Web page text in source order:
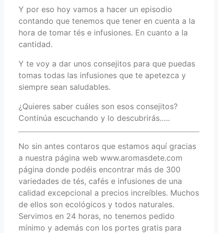
Y por eso hoy vamos a hacer un episodio
contando que tenemos que tener en cuenta a la
hora de tomar tés e infusiones. En cuanto a la
cantidad.
Y te voy a dar unos consejitos para que puedas
tomas todas las infusiones que te apetezca y
siempre sean saludables.
¿Quieres saber cuáles son esos consejitos?
Continúa escuchando y lo descubrirás…..
No sin antes contaros que estamos aquí gracias
a nuestra página web www.aromasdete.com
página donde podéis encontrar más de 300
variedades de tés, cafés e infusiones de una
calidad excepcional a precios increíbles. Muchos
de ellos son ecológicos y todos naturales.
Servimos en 24 horas, no tenemos pedido
mínimo y además con los portes gratis para